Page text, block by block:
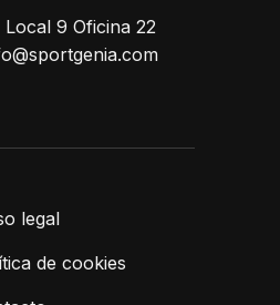
9 Oficina 22
legal
de cookies